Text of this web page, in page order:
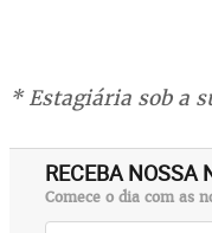
* Estagiária sob a
RECEBA NOSSA
Comece o dia com as